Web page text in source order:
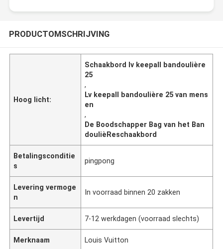
PRODUCTOMSCHRIJVING
Hoog licht:
Schaakbord lv keepall bandoulière
25
,
Lv keepall bandoulière 25 van mens
en
,
De Boodschapper Bag van het Ban
doulièReschaakbord
Betalingsconditie
s
pingpong
Levering vermoge
n
In voorraad binnen 20 zakken
Levertijd 7-12 werkdagen (voorraad slechts)
Merknaam Louis Vuitton